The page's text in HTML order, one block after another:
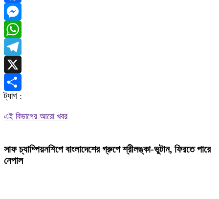
Facebook
Messenger
WhatsApp
Telegram
X
Share
ট্যাগ :
এই বিভাগের আরো খবর
সাফ চ্যাম্পিয়নশিপে বাংলাদেশের গ্রুপে শ্রীলঙ্কা-ভুটান, ফিরতে পারে
নেপাল